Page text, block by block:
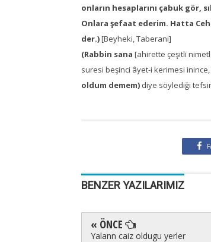
onların hesaplarını çabuk gör,
Onlara şefaat ederim. Hatta
der.)[Beyheki, Taberani]
(Rabbin sana [ahirette çeşitli
suresi beşinci âyet-i kerimesi
oldum demem) diye söylediği
BENZER YAZILARIMIZ
« ÖNCE
Yalann caiz oldugu yerler